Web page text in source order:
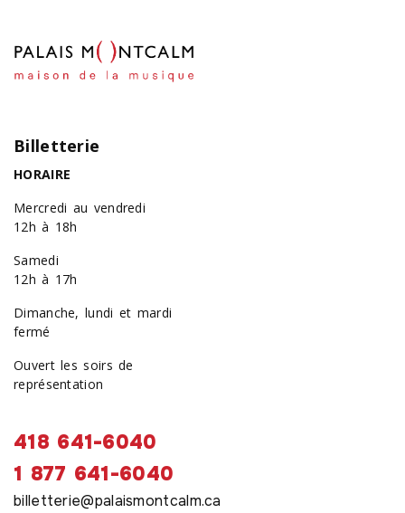
Billetterie
HORAIRE
Mercredi au vendredi
12h à 18h
Samedi
12h à 17h
Dimanche, lundi et mardi
fermé
Ouvert les soirs de
représentation
418 641-6040
1 877 641-6040
billetterie@palaismontcalm.ca